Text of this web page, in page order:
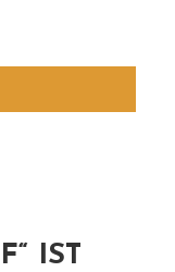
IST